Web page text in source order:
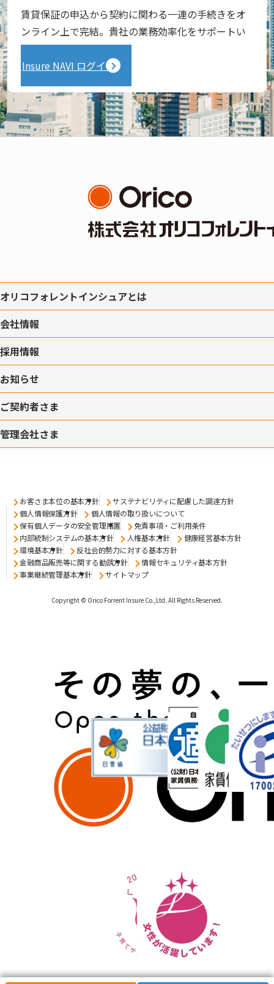
賃貸保証の申込から契約に関わる一連の手続きをオ
ンライン上で完結。貴社の業務効率化をサポートい
たします。
Insure NAVI ログイン
オリコフォレントインシュアとは
会社情報
採用情報
お知らせ
ご契約者さま
管理会社さま
お客さま本位の基本方針
サステナビリティに配慮した調達方針
個人情報保護方針
個人情報の取り扱いについて
保有個人データの安全管理措置
免責事項・ご利用条件
内部統制システムの基本方針
人権基本方針
健康経営基本方針
環境基本方針
反社会的勢力に対する基本方針
金融商品販売等に関する勧誘方針
情報セキュリティ基本方針
事業継続管理基本方針
サイトマップ
Copyright © Orico Forrent Insure Co.,Ltd. All Rights Reserved.